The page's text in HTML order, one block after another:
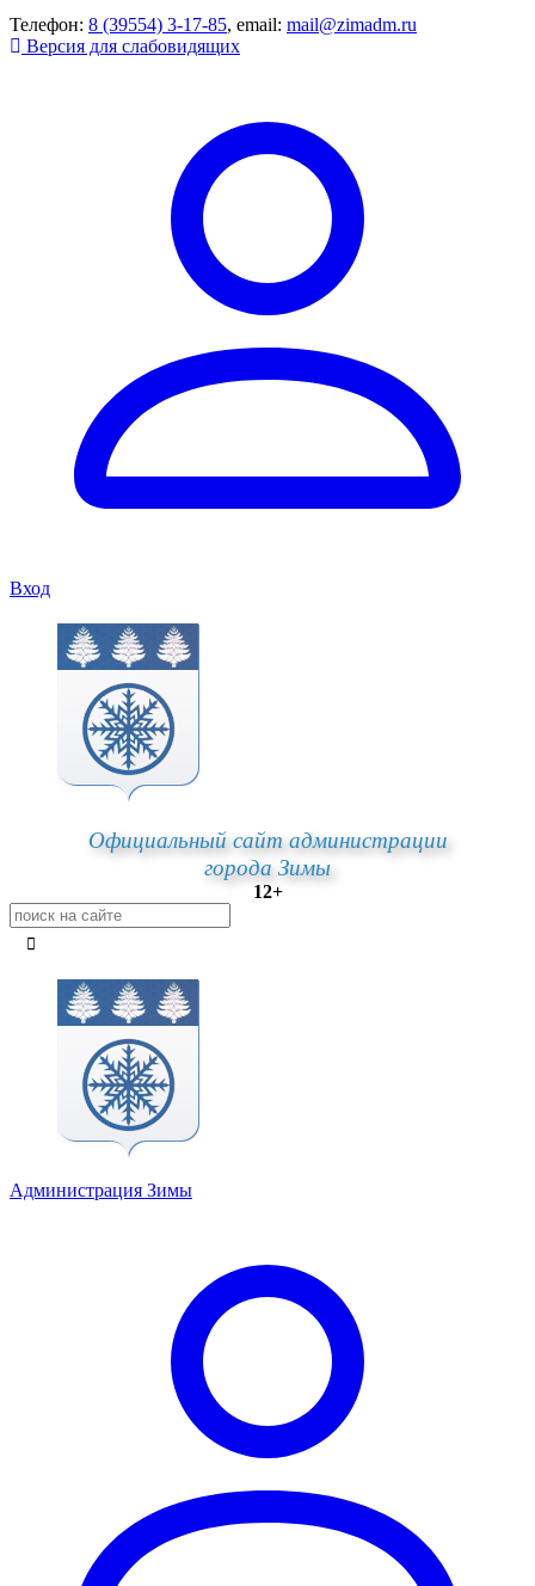
Телефон: 8 (39554) 3-17-85, email: mail@zimadm.ru
Версия для слабовидящих
Вход
Официальный сайт администрации
города Зимы
12+
Администрация Зимы